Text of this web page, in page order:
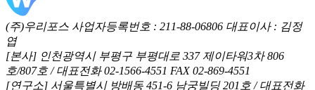
(주)우리포스 사업자등록번호 : 211-88-06806 대표이사 : 김정
엽
[본사] 인천광역시 부평구 부평대로 337 제이타워3차 806
호/807호 / 대표전화 02-1566-4551 FAX 02-869-4551
[연구소] 서울특별시 방배동 451-6 남궁빌딩 201호 / 대표전화